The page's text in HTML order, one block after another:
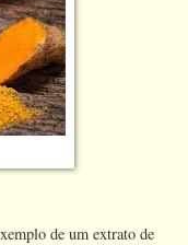
de um extrato de